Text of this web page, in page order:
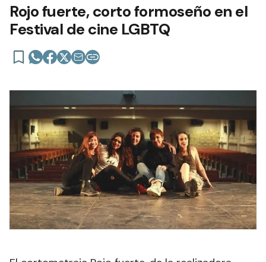
Rojo fuerte, corto formoseño en el
Festival de cine LGBTQ